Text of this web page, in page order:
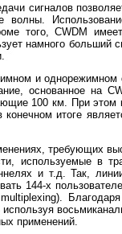
сигналов
того, CWDM
намного больший
и однорежимном
основанное на
100 км. При этом
итоге
требующих
используемые в
и т.д. Так,
144-х
применений.